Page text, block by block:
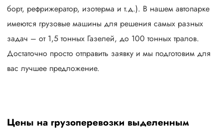
борт, рефрижератор, изотерма и т.д.). В нашем автопарке
имеются грузовые машины для решения самых разных
задач – от 1,5 тонных Газелей, до 100 тонных тралов.
Достаточно просто отправить заявку и мы подготовим для
вас лучшее предложение.
Цены на грузоперевозки выделенным